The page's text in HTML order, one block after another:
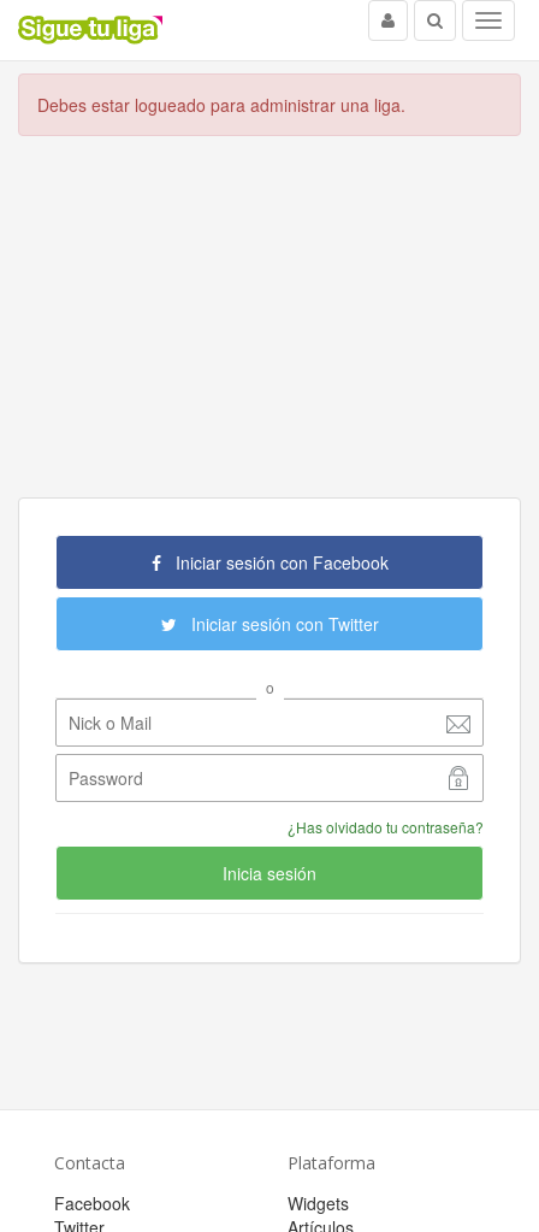
Menu
Buscar
Usuario
Debes estar logueado para administrar una liga.
Iniciar sesión con Facebook
Iniciar sesión con Twitter
o
¿Has olvidado tu contraseña?
Inicia sesión
Contacta
Facebook
Twitter
Plataforma
Widgets
Artículos